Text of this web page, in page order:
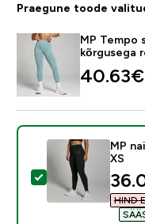
Praegune toode
MP Tempo
kõrgusega
40.63€‎
Vali see toode -
MP
XS
HIND